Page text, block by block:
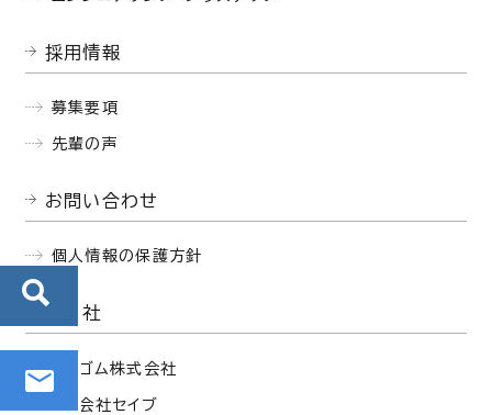
採用情報
募集要項
先輩の声
お問い合わせ
個人情報の保護方針
関連会社
西部ゴム株式会社
株式会社セイブ